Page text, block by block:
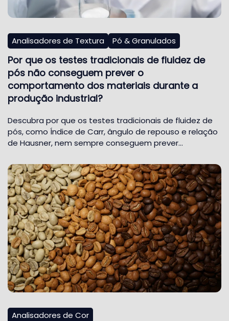
Analisadores de Textura Pó & Granulados
Por que os testes tradicionais de fluidez de
pós não conseguem prever o
comportamento dos materiais durante a
produção industrial?
Descubra por que os testes tradicionais de fluidez de
pós, como Índice de Carr, ângulo de repouso e relação
de Hausner, nem sempre conseguem prever…
Analisadores de Cor